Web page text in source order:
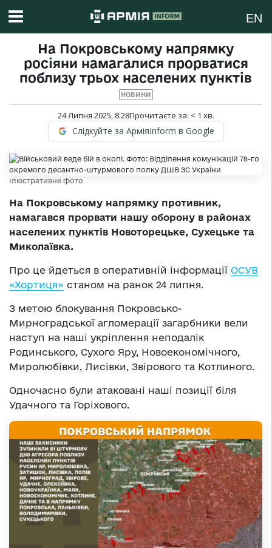
EN
На Покровському напрямку
росіяни намагалися прорватися
поблизу трьох населених пунктів
НОВИНИ
24 Липня 2025, 8:28Прочитаєте за: < 1 хв.
Слідкуйте за АрміяInform в Google
Ілюстративне фото
На Покровському напрямку противник,
намагався прорвати нашу оборону в районах
населених пунктів Новоторецьке, Сухецьке та
Миколаївка.
Про це йдеться в оперативній інформації ОСУВ
«Хортиця» станом на ранок 24 липня.
З метою блокування Покровсько-
Мирноградської агломерації загарбники вели
наступ на наші укріплення неподалік
Родинського, Сухого Яру, Новоекономічного,
Миролюбівки, Лисівки, Звірового та Котлиного.
Одночасно були атаковані наші позиції біля
Удачного та Горіхового.